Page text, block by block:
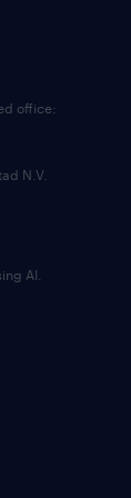
office:
N.V.
AI.